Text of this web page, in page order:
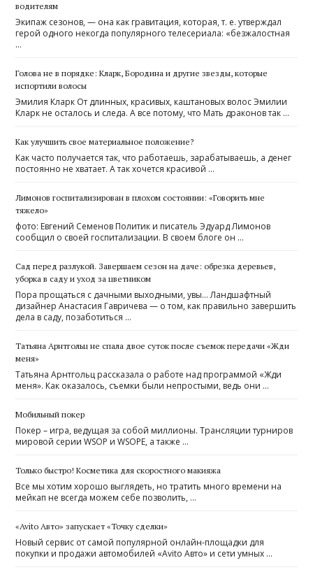
водителям
Экипаж сезонов, — она как гравитация, которая, т. е. утверждал
герой одного некогда популярного телесериала: «безжалостная
…
Голова не в порядке: Кларк, Бородина и другие звезды, которые
испортили волосы
Эмилия Кларк От длинных, красивых, каштановых волос Эмилии
Кларк не осталось и следа. А все потому, что Мать драконов так …
Как улучшить свое материальное положение?
Как часто получается так, что работаешь, зарабатываешь, а денег
постоянно не хватает. А так хочется красивой …
Лимонов госпитализирован в плохом состоянии: «Говорить мне
тяжело»
фото: Евгений Семенов Политик и писатель Эдуард Лимонов
сообщил о своей госпитализации. В своем блоге он …
Cад перед разлукой. Завершаем сезон на даче: обрезка деревьев,
уборка в саду и уход за цветником
Пора прощаться с дачными выходными, увы… Ландшафтный
дизайнер Анастасия Гавричева — о том, как правильно завершить
дела в саду, позаботиться …
Татьяна Арнтгольц не спала двое суток после съемок передачи «Жди
меня»
Татьяна Арнтгольц рассказала о работе над программой «Жди
меня». Как оказалось, съемки были непростыми, ведь они …
Мобильный покер
Покер – игра, ведущая за собой миллионы. Трансляции турниров
мировой серии WSOP и WSOPE, а также …
Только быстро! Косметика для скоростного макияжа
Все мы хотим хорошо выглядеть, но тратить много времени на
мейкап не всегда можем себе позволить, …
«Avito Авто» запускает «Точку сделки»
Новый сервис от самой популярной онлайн-площадки для
покупки и продажи автомобилей «Avito Авто» и сети умных …